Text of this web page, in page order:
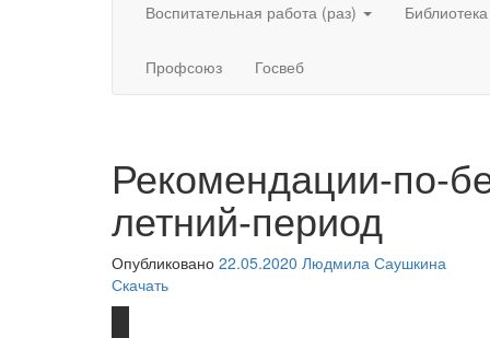
Воспитательная работа (раз) Библиотека
Профсоюз Госвеб
Рекомендации-по-
летний-период
Опубликовано 22.05.2020 Людмила Саушкина
Скачать